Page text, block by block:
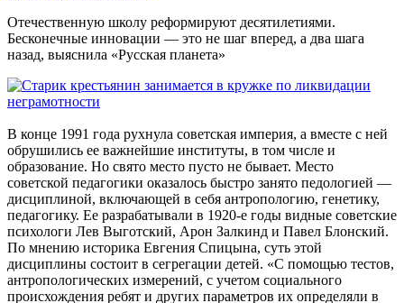
Отечественную школу реформируют десятилетиями.
Бесконечные инновации — это не шаг вперед, а два шага
назад, выяснила «Русская планета»
В конце 1991 года рухнула советская империя, а вместе с ней
обрушились ее важнейшие институты, в том числе и
образование. Но свято место пусто не бывает. Место
советской педагогики оказалось быстро занято педологией —
дисциплиной, включающей в себя антропологию, генетику,
педагогику. Ее разрабатывали в 1920-е годы видные советские
психологи Лев Выготский, Арон Залкинд и Павел Блонский.
По мнению историка Евгения Спицына, суть этой
дисциплины состоит в сегрегации детей. «С помощью тестов,
антропологических измерений, с учетом социального
происхождения ребят и других параметров их определяли в